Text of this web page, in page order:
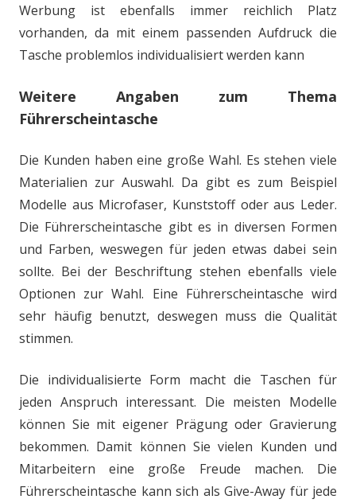
Werbung ist ebenfalls immer reichlich Platz
vorhanden, da mit einem passenden Aufdruck die
Tasche problemlos individualisiert werden kann
Weitere Angaben zum Thema
Führerscheintasche
Die Kunden haben eine große Wahl. Es stehen viele
Materialien zur Auswahl. Da gibt es zum Beispiel
Modelle aus Microfaser, Kunststoff oder aus Leder.
Die Führerscheintasche gibt es in diversen Formen
und Farben, weswegen für jeden etwas dabei sein
sollte. Bei der Beschriftung stehen ebenfalls viele
Optionen zur Wahl. Eine Führerscheintasche wird
sehr häufig benutzt, deswegen muss die Qualität
stimmen.
Die individualisierte Form macht die Taschen für
jeden Anspruch interessant. Die meisten Modelle
können Sie mit eigener Prägung oder Gravierung
bekommen. Damit können Sie vielen Kunden und
Mitarbeitern eine große Freude machen. Die
Führerscheintasche kann sich als Give-Away für jede